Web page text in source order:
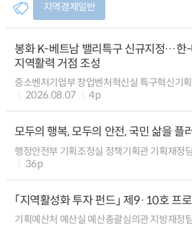
지역경제일반
봉화 K-베트남 밸리특구 신규지정…한
지역활력 거점 조성
중소벤처기업부 창업벤처혁신실 특구혁신기
2026.08.07
4p
모두의 행복, 모두의 안전, 국민 삶을 플
행정안전부 기획조정실 정책기획관 기획재정
36p
「지역활성화 투자 펀드」 제9·10호 프
기획예산처 예산실 예산총괄심의관 지방재정팀